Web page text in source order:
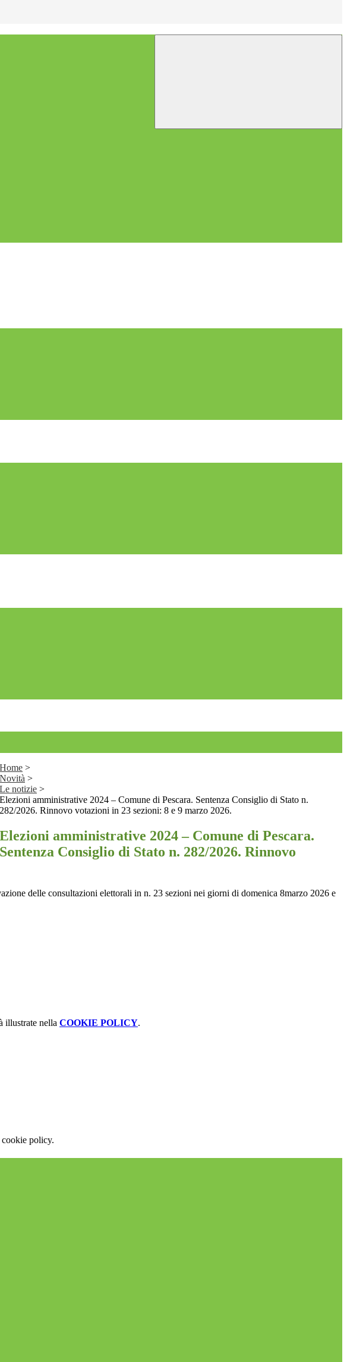
Home >
Novità >
Le notizie >
Elezioni amministrative 2024 – Comune di Pescara. Sentenza Consiglio di Stato n.
282/2026. Rinnovo votazioni in 23 sezioni: 8 e 9 marzo 2026.
Elezioni amministrative 2024 – Comune di Pescara.
Sentenza Consiglio di Stato n. 282/2026. Rinnovo
delle consultazioni elettorali in n. 23 sezioni nei giorni di domenica 8marzo 2026 e
illustrate nella COOKIE POLICY.
cookie policy.